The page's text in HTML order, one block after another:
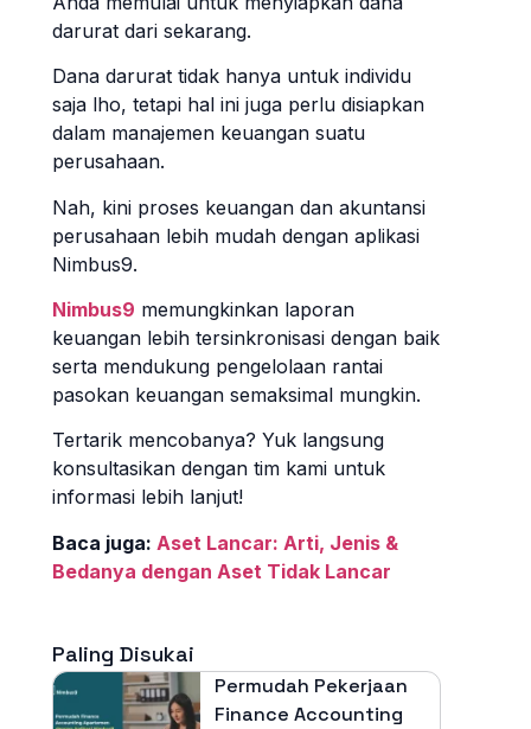
darurat dari sekarang.
Dana darurat tidak hanya untuk individu
saja lho, tetapi hal ini juga perlu disiapkan
dalam manajemen keuangan suatu
perusahaan.
Nah, kini proses keuangan dan akuntansi
perusahaan lebih mudah dengan aplikasi
Nimbus9.
Nimbus9 memungkinkan laporan
keuangan lebih tersinkronisasi dengan baik
serta mendukung pengelolaan rantai
pasokan keuangan semaksimal mungkin.
Tertarik mencobanya? Yuk langsung
konsultasikan dengan tim kami untuk
informasi lebih lanjut!
Baca juga: Aset Lancar: Arti, Jenis &
Bedanya dengan Aset Tidak Lancar
Paling Disukai
Permudah Pekerjaan
Finance Accounting